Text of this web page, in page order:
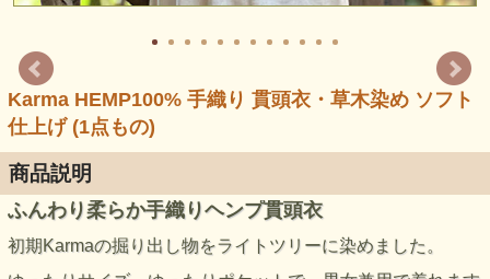
Karma HEMP100% 手織り 貫頭衣・草木染め ソフト
仕上げ (1点もの)
商品説明
ふんわり柔らか手織りヘンプ貫頭衣
初期Karmaの掘り出し物をライトツリーに染めました。